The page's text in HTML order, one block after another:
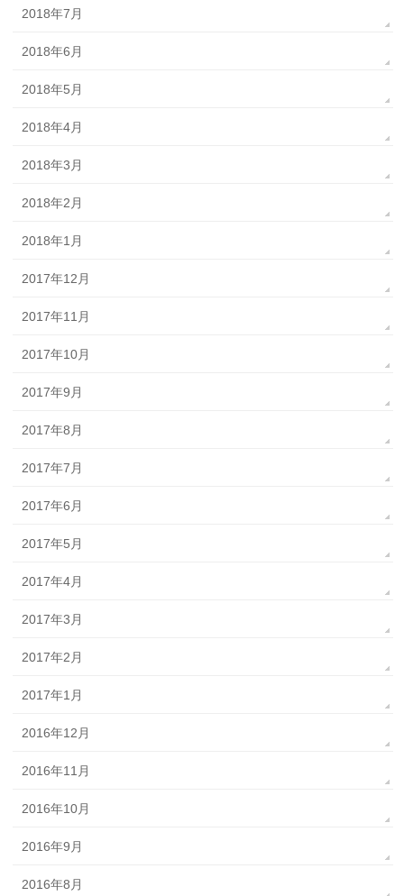
2018年7月
2018年6月
2018年5月
2018年4月
2018年3月
2018年2月
2018年1月
2017年12月
2017年11月
2017年10月
2017年9月
2017年8月
2017年7月
2017年6月
2017年5月
2017年4月
2017年3月
2017年2月
2017年1月
2016年12月
2016年11月
2016年10月
2016年9月
2016年8月